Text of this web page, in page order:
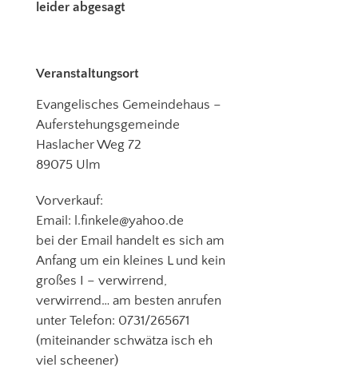
leider abgesagt
Veranstaltungsort
Evangelisches Gemeindehaus –
Auferstehungsgemeinde
Haslacher Weg 72
89075 Ulm
Vorverkauf:
Email: l.finkele@yahoo.de
bei der Email handelt es sich am
Anfang um ein kleines L und kein
großes I – verwirrend,
verwirrend… am besten anrufen
unter Telefon: 0731/265671
(miteinander schwätza isch eh
viel scheener)